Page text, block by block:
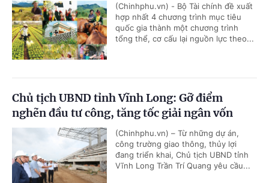
(Chinhphu.vn) - Bộ Tài chính đề xuất
hợp nhất 4 chương trình mục tiêu
quốc gia thành một chương trình
tổng thể, cơ cấu lại nguồn lực theo...
Chủ tịch UBND tỉnh Vĩnh Long: Gỡ điểm
nghẽn đầu tư công, tăng tốc giải ngân vốn
(Chinhphu.vn) – Từ những dự án,
công trường giao thông, thủy lợi
đang triển khai, Chủ tịch UBND tỉnh
Vĩnh Long Trần Trí Quang yêu cầu...